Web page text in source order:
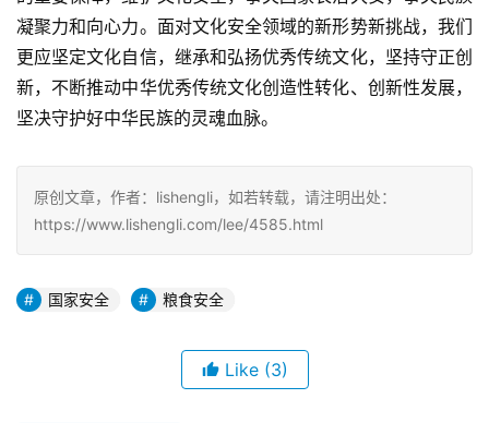
凝聚力和向心力。面对文化安全领域的新形势新挑战，我们
更应坚定文化自信，继承和弘扬优秀传统文化，坚持守正创
新，不断推动中华优秀传统文化创造性转化、创新性发展，
坚决守护好中华民族的灵魂血脉。
原创文章，作者：lishengli，如若转载，请注明出处：
https://www.lishengli.com/lee/4585.html
国家安全 粮食安全
Like (3)